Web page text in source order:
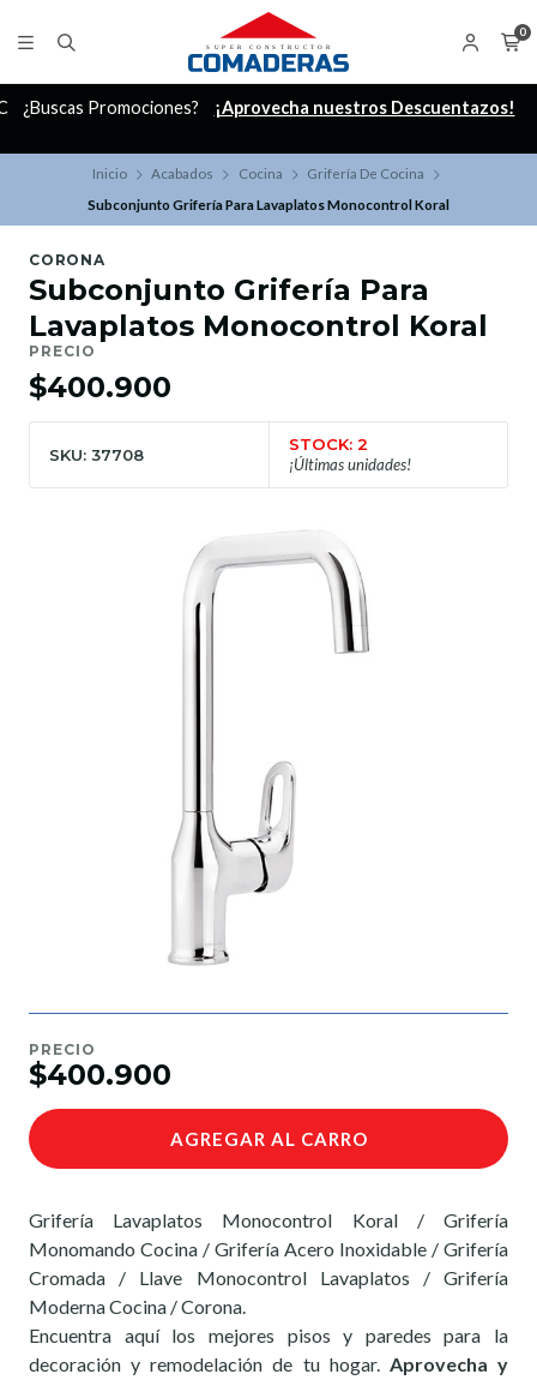
0
¿Buscas Promociones? ¡Aprovecha nuestros Descuentazos!
Inicio Acabados Cocina
Grifería De Cocina
Subconjunto Grifería Para Lavaplatos Monocontrol Koral
CORONA
Subconjunto Grifería Para
Lavaplatos Monocontrol Koral
PRECIO
$400.900
SKU: 37708
STOCK: 2
¡Últimas unidades!
PRECIO
$400.900
AGREGAR AL CARRO
Grifería Lavaplatos Monocontrol Koral / Grifería
Monomando Cocina / Grifería Acero Inoxidable / Grifería
Cromada / Llave Monocontrol Lavaplatos / Grifería
Moderna Cocina / Corona.
Encuentra aquí los mejores pisos y paredes para la
decoración y remodelación de tu hogar. Aprovecha y